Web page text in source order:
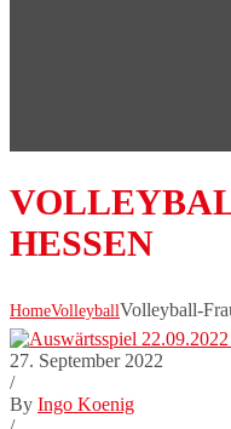
HESSEN
HomeVolleyballVolleyball-
27. September 2022
/
By Ingo Koenig